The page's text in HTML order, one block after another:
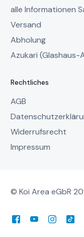
alle Informationen
Versand
Abholung
Azukari (Glashaus-
Rechtliches
AGB
Widerrufsrecht
Impressum
© Koi Area eGbR